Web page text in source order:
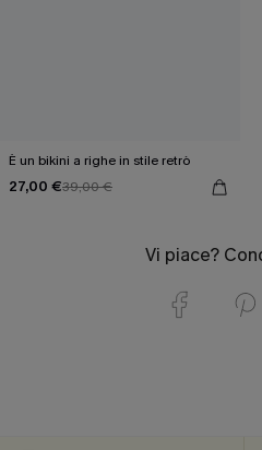
È un bikini a righe in stile retrò
27,00 €39,00 €
Vi piace?